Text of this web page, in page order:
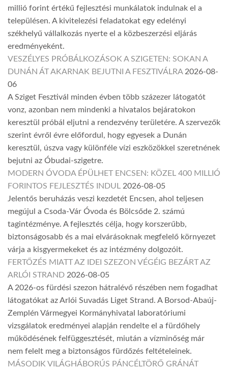
millió forint értékű fejlesztési munkálatok indulnak el a
településen. A kivitelezési feladatokat egy edelényi
székhelyű vállalkozás nyerte el a közbeszerzési eljárás
eredményeként.
VESZÉLYES PRÓBÁLKOZÁSOK A SZIGETEN: SOKAN A
DUNÁN ÁT AKARNAK BEJUTNI A FESZTIVÁLRA 2026-08-
06
A Sziget Fesztivál minden évben több százezer látogatót
vonz, azonban nem mindenki a hivatalos bejáratokon
keresztül próbál eljutni a rendezvény területére. A szervezők
szerint évről évre előfordul, hogy egyesek a Dunán
keresztül, úszva vagy különféle vízi eszközökkel szeretnének
bejutni az Óbudai-szigetre.
MODERN ÓVODA ÉPÜLHET ENCSEN: KÖZEL 400 MILLIÓ
FORINTOS FEJLESZTÉS INDUL 2026-08-05
Jelentős beruházás veszi kezdetét Encsen, ahol teljesen
megújul a Csoda-Vár Óvoda és Bölcsőde 2. számú
tagintézménye. A fejlesztés célja, hogy korszerűbb,
biztonságosabb és a mai elvárásoknak megfelelő környezet
várja a kisgyermekeket és az intézmény dolgozóit.
FERTŐZÉS MIATT AZ IDEI SZEZON VÉGÉIG BEZÁRT AZ
ARLÓI STRAND 2026-08-05
A 2026-os fürdési szezon hátralévő részében nem fogadhat
látogatókat az Arlói Suvadás Liget Strand. A Borsod-Abaúj-
Zemplén Vármegyei Kormányhivatal laboratóriumi
vizsgálatok eredményei alapján rendelte el a fürdőhely
működésének felfüggesztését, miután a vízminőség már
nem felelt meg a biztonságos fürdőzés feltételeinek.
MÁSODIK VILÁGHÁBORÚS PÁNCÉLTÖRŐ GRÁNÁT